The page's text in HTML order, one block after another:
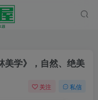
美学》，自然、绝美
关注 私信